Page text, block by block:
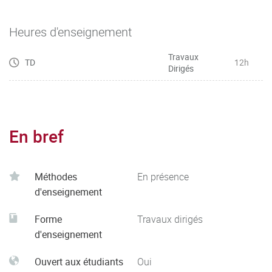
Heures d'enseignement
TD
Travaux
Dirigés
12h
En bref
Méthodes
d'enseignement
En présence
Forme
d'enseignement
Travaux dirigés
Ouvert aux étudiants
Oui